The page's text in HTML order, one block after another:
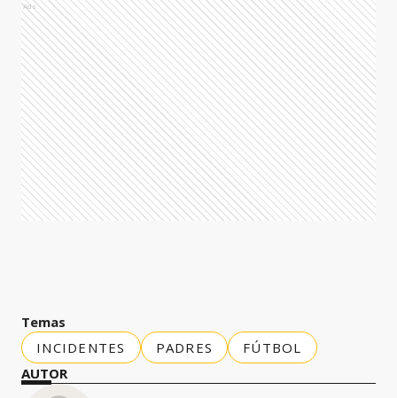
Ads
Temas
INCIDENTES
PADRES
FÚTBOL
AUTOR